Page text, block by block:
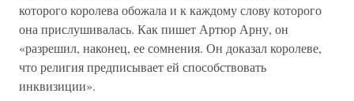
которого королева обожала и к каждому слову которого
она прислушивалась. Как пишет Артюр Арну, он
«разрешил, наконец, ее сомнения. Он доказал королеве,
что религия предписывает ей способствовать
инквизиции».